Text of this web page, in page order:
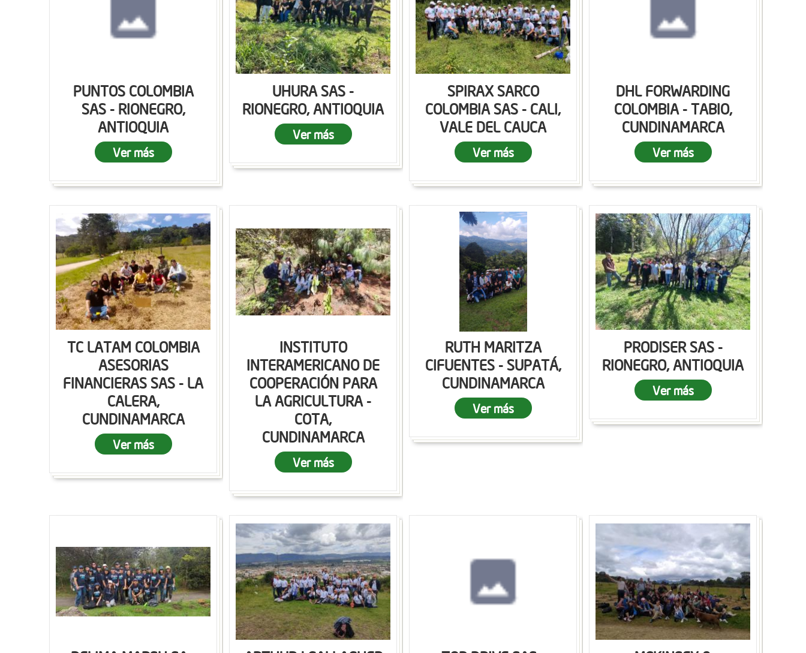
PUNTOS COLOMBIA
SAS - RIONEGRO,
ANTIOQUIA
Ver más
UHURA SAS -
RIONEGRO, ANTIOQUIA
Ver más
SPIRAX SARCO
COLOMBIA SAS - CALI,
VALE DEL CAUCA
Ver más
DHL FORWARDING
COLOMBIA - TABIO,
CUNDINAMARCA
Ver más
TC LATAM COLOMBIA
ASESORIAS
FINANCIERAS SAS - LA
CALERA,
CUNDINAMARCA
Ver más
INSTITUTO
INTERAMERICANO DE
COOPERACIÓN PARA
LA AGRICULTURA -
COTA,
CUNDINAMARCA
Ver más
RUTH MARITZA
CIFUENTES - SUPATÁ,
CUNDINAMARCA
Ver más
PRODISER SAS -
RIONEGRO, ANTIOQUIA
Ver más